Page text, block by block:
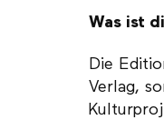
Was ist
Die
Verlag,